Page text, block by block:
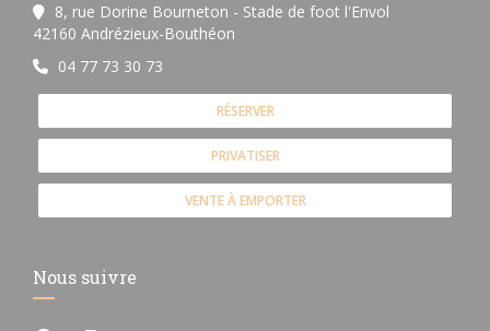
8, rue Dorine Bourneton - Stade de foot l'Envol
42160 Andrézieux-Bouthéon
04 77 73 30 73
RÉSERVER
PRIVATISER
VENTE À EMPORTER
Nous suivre